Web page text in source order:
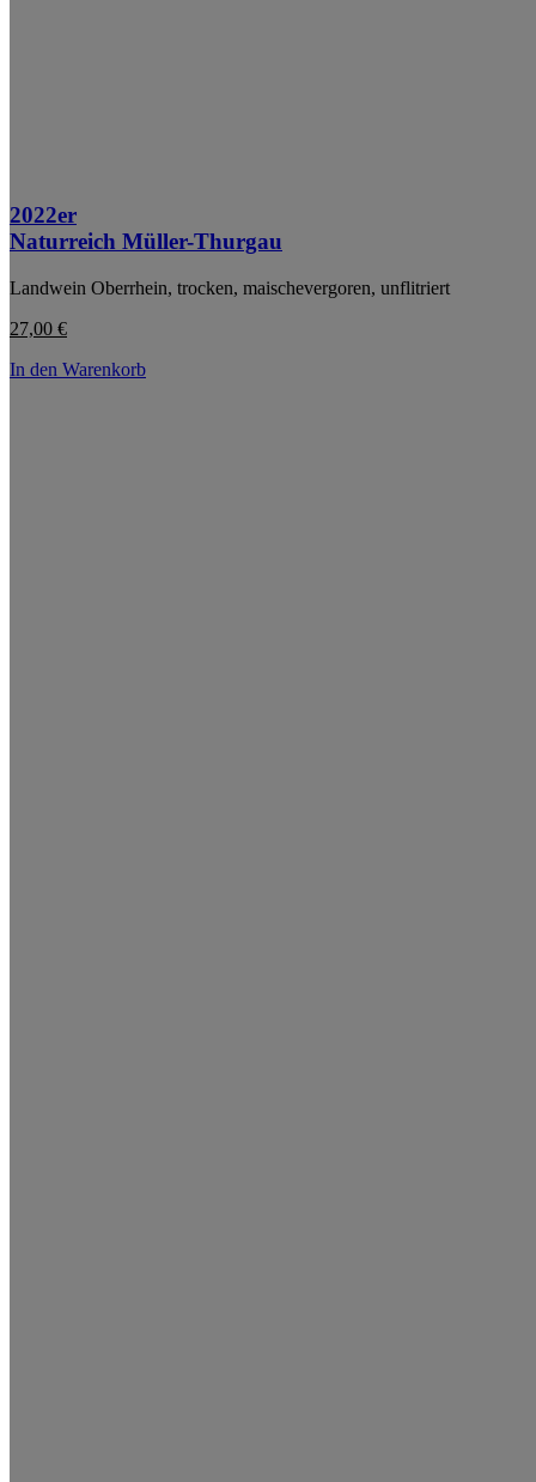
2022er
Naturreich Müller-Thurgau
Landwein Oberrhein, trocken, maischevergoren, unflitriert
27,00 €
In den Warenkorb